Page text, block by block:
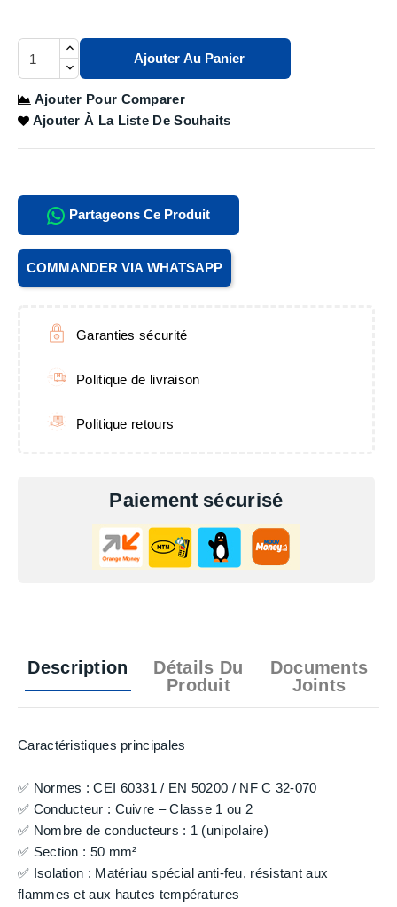
Ajouter Au Panier
Ajouter Pour Comparer
Ajouter À La Liste De Souhaits
Partageons Ce Produit
COMMANDER VIA WHATSAPP
Garanties sécurité
Politique de livraison
Politique retours
Paiement sécurisé
Description
Détails Du
Produit
Documents
Joints
Caractéristiques principales
✅ Normes : CEI 60331 / EN 50200 / NF C 32-070
✅ Conducteur : Cuivre – Classe 1 ou 2
✅ Nombre de conducteurs : 1 (unipolaire)
✅ Section : 50 mm²
✅ Isolation : Matériau spécial anti-feu, résistant aux
flammes et aux hautes températures